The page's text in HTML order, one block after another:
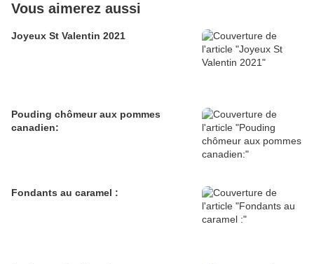
Vous aimerez aussi
Joyeux St Valentin 2021
Pouding chômeur aux pommes
canadien:
Fondants au caramel :